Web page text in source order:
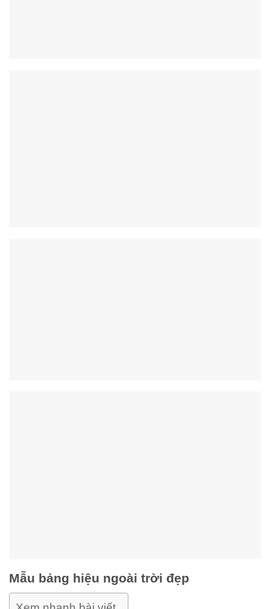
Mẫu bảng hiệu ngoài trời đẹp